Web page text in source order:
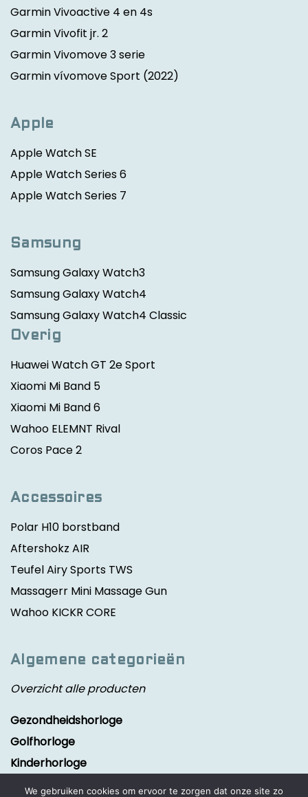
Garmin Vivoactive 4 en 4s
Garmin Vivofit jr. 2
Garmin Vivomove 3 serie
Garmin vívomove Sport (2022)
Apple
Apple Watch SE
Apple Watch Series 6
Apple Watch Series 7
Samsung
Samsung Galaxy Watch3
Samsung Galaxy Watch4
Samsung Galaxy Watch4 Classic
Overig
Huawei Watch GT 2e Sport
Xiaomi Mi Band 5
Xiaomi Mi Band 6
Wahoo ELEMNT Rival
Coros Pace 2
Accessoires
Polar H10 borstband
Aftershokz AIR
Teufel Airy Sports TWS
Massagerr Mini Massage Gun
Wahoo KICKR CORE
Algemene categorieën
Overzicht alle producten
Gezondheidshorloge
Golfhorloge
Kinderhorloge
Smartwatch
We gebruiken cookies om ervoor te zorgen dat onze site zo